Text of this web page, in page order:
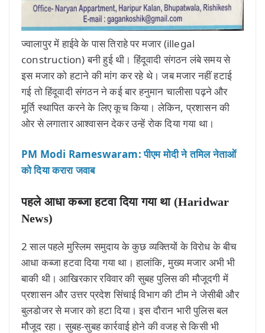
ज्वालापुर में हाईवे के पास तिराहे पर मजार (illegal
construction) बनी हुई थी। हिंदूवादी संगठन लंबे समय से
इस मजार को हटाने की मांग कर रहे थे। जब मजार नहीं हटाई
गई तो हिंदूवादी संगठन ने कई बार हनुमान चालीसा पढ़ने और
मूर्ति स्थापित करने के लिए कूच किया। लेकिन, प्रशासन की
ओर से लगातार आश्वासन देकर उन्हें रोक दिया गया था।
PM Modi Rameswaram: पीएम मोदी ने तमिल नेताओं
को दिया करारा जवाब
पहले आधा कब्जा हटवा दिया गया था (Haridwar
News)
2 साल पहले मुस्लिम समुदाय के कुछ व्यक्तियों के विरोध के बीच
आधा कब्जा हटवा दिया गया था। हालांकि, मुख्य मजार अभी भी
बाकी थी। आखिरकार रविवार की सुबह पुलिस की मौजूदगी में
प्रशासन और उत्तर प्रदेश सिंचाई विभाग की टीम ने जेसीबी और
बुलडोजर से मजार को हटा दिया। इस दौरान भारी पुलिस बल
मौजूद रहा। सुबह-सुबह कार्रवाई होने की वजह से किसी भी